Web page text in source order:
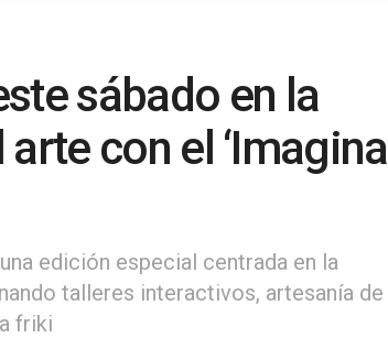
sábado en la
con el ‘Imagina
edición especial centrada en la
talleres interactivos, artesanía de
friki